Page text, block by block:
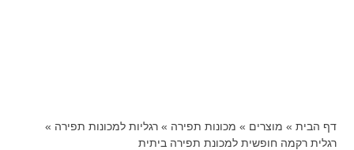
דף הבית » מוצרים » מכונות תפירה »רגליות למכונות תפירה »
רגלית רקמה חופשית למכונת תפירה ביתית